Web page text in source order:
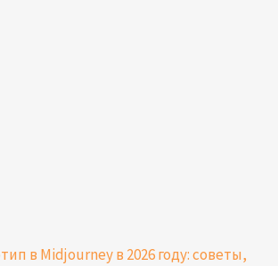
в Midjourney в 2026 году: советы,